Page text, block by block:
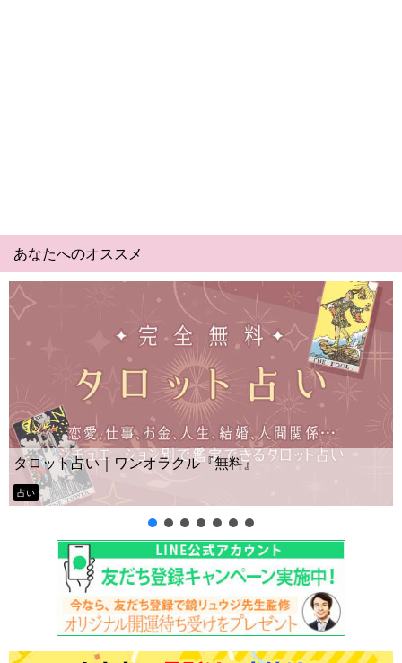
あなたへのオススメ
タロット占い｜ワンオラクル『無料』
占い